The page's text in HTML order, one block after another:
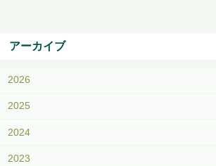
アーカイブ
2026
2025
2024
2023